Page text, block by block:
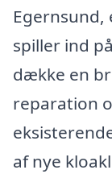
spiller ind
dække en
reparation
af nye